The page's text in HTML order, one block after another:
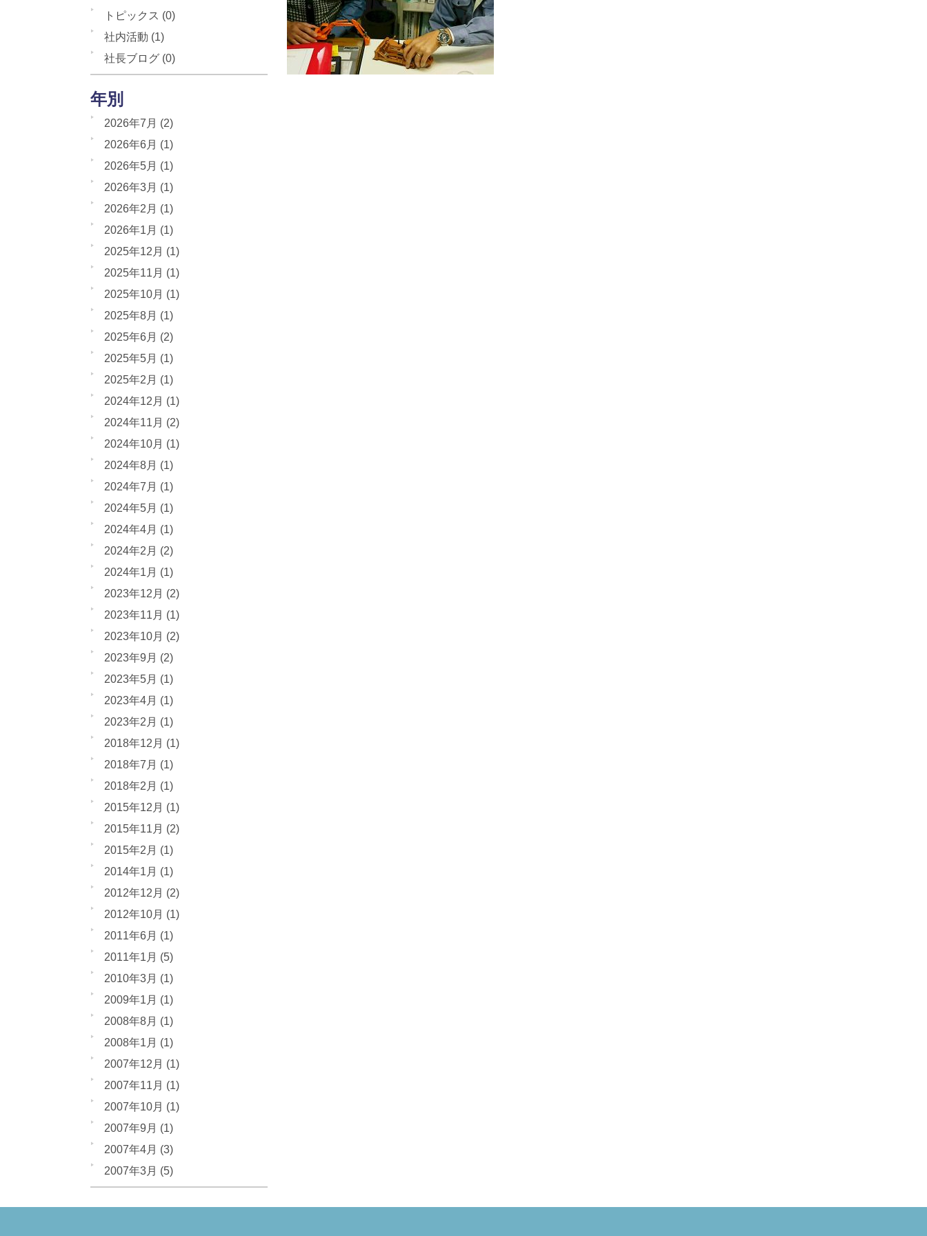
トピックス (0)
社内活動 (1)
社長ブログ (0)
年別
2026年7月 (2)
2026年6月 (1)
2026年5月 (1)
2026年3月 (1)
2026年2月 (1)
2026年1月 (1)
2025年12月 (1)
2025年11月 (1)
2025年10月 (1)
2025年8月 (1)
2025年6月 (2)
2025年5月 (1)
2025年2月 (1)
2024年12月 (1)
2024年11月 (2)
2024年10月 (1)
2024年8月 (1)
2024年7月 (1)
2024年5月 (1)
2024年4月 (1)
2024年2月 (2)
2024年1月 (1)
2023年12月 (2)
2023年11月 (1)
2023年10月 (2)
2023年9月 (2)
2023年5月 (1)
2023年4月 (1)
2023年2月 (1)
2018年12月 (1)
2018年7月 (1)
2018年2月 (1)
2015年12月 (1)
2015年11月 (2)
2015年2月 (1)
2014年1月 (1)
2012年12月 (2)
2012年10月 (1)
2011年6月 (1)
2011年1月 (5)
2010年3月 (1)
2009年1月 (1)
2008年8月 (1)
2008年1月 (1)
2007年12月 (1)
2007年11月 (1)
2007年10月 (1)
2007年9月 (1)
2007年4月 (3)
2007年3月 (5)